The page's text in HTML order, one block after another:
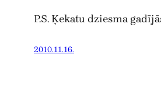
P.S. Ķekatu dziesma
2010.11.16.